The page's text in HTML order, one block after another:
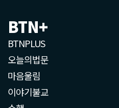
BTN+
BTNPLUS
오늘의법문
마음울림
이야기불교